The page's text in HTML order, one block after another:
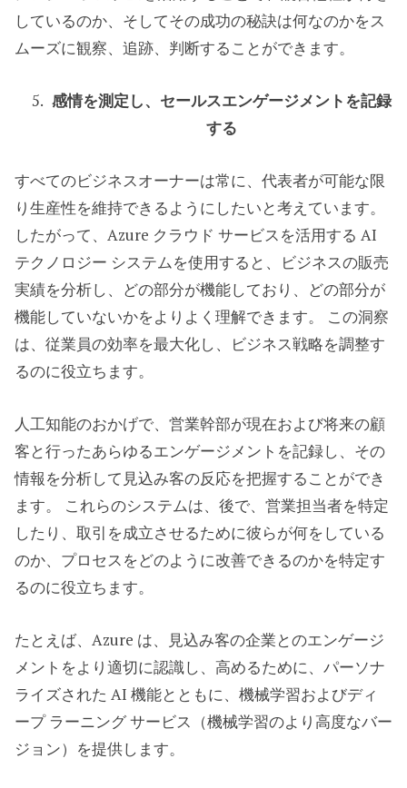
しているのか、そしてその成功の秘訣は何なのかをス
ムーズに観察、追跡、判断することができます。
感情を測定し、セールスエンゲージメントを記録
する
すべてのビジネスオーナーは常に、代表者が可能な限
り生産性を維持できるようにしたいと考えています。
したがって、Azure クラウド サービスを活用する AI
テクノロジー システムを使用すると、ビジネスの販売
実績を分析し、どの部分が機能しており、どの部分が
機能していないかをよりよく理解できます。 この洞察
は、従業員の効率を最大化し、ビジネス戦略を調整す
るのに役立ちます。
人工知能のおかげで、営業幹部が現在および将来の顧
客と行ったあらゆるエンゲージメントを記録し、その
情報を分析して見込み客の反応を把握することができ
ます。 これらのシステムは、後で、営業担当者を特定
したり、取引を成立させるために彼らが何をしている
のか、プロセスをどのように改善できるのかを特定す
るのに役立ちます。
たとえば、Azure は、見込み客の企業とのエンゲージ
メントをより適切に認識し、高めるために、パーソナ
ライズされた AI 機能とともに、機械学習およびディ
ープ ラーニング サービス（機械学習のより高度なバー
ジョン）を提供します。